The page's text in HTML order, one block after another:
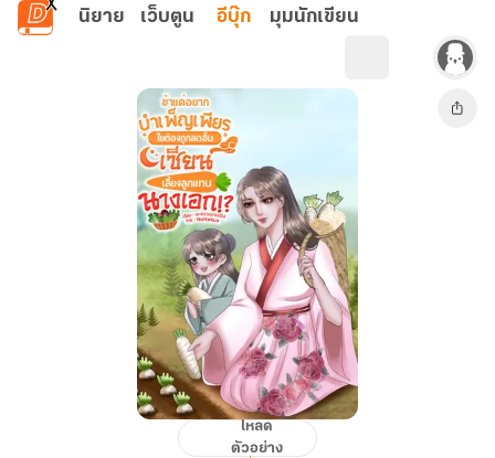
ข้ามไปยังเนื้อหาหลัก
นิยาย เว็บตูน อีบุ๊ก มุมนักเขียน
โหลด
ตัวอย่าง